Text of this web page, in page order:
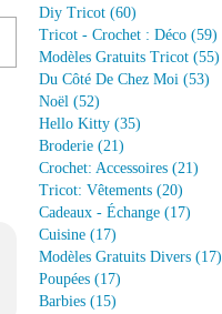
Diy Tricot (60)
Tricot - Crochet : Déco (59)
Modèles Gratuits Tricot (55)
Du Côté De Chez Moi (53)
Noël (52)
Hello Kitty (35)
Broderie (21)
Crochet: Accessoires (21)
Tricot: Vêtements (20)
Cadeaux - Échange (17)
Cuisine (17)
Modèles Gratuits Divers (17)
Poupées (17)
Barbies (15)